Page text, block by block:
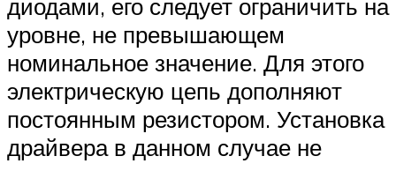
диодами, его следует ограничить на
уровне, не превышающем
номинальное значение. Для этого
электрическую цепь дополняют
постоянным резистором. Установка
драйвера в данном случае не